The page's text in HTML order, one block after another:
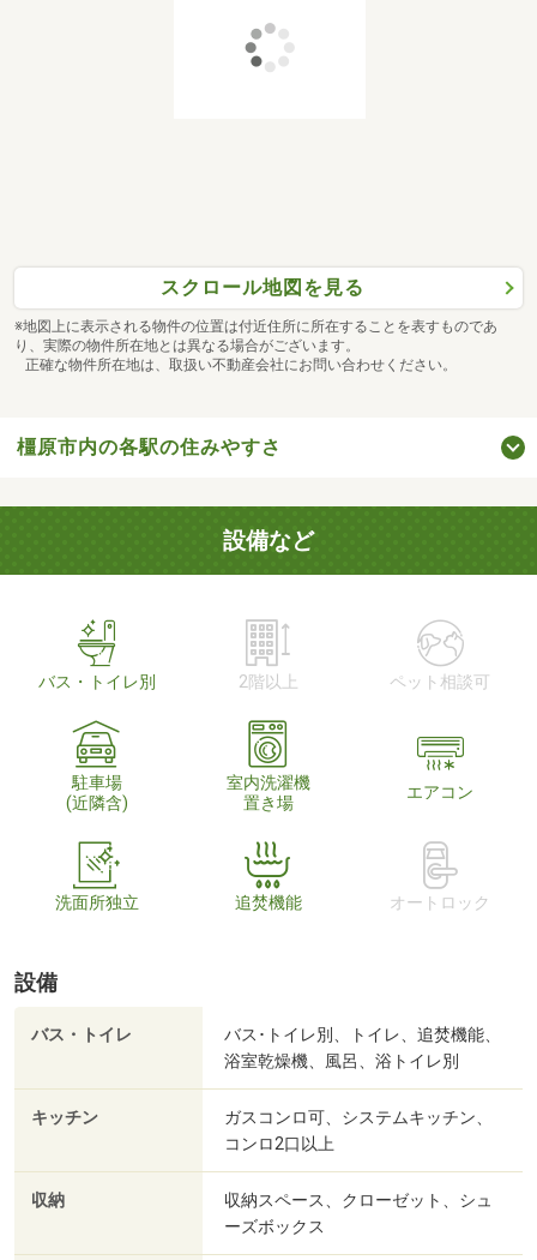
スクロール地図を見る
※地図上に表示される物件の位置は付近住所に所在することを表すものであ
り、実際の物件所在地とは異なる場合がございます。
正確な物件所在地は、取扱い不動産会社にお問い合わせください。
橿原市内の各駅の住みやすさ
設備など
バス・トイレ別 2階以上 ペット相談可
駐車場
(近隣含)
室内洗濯機
置き場
エアコン
洗面所独立 追焚機能 オートロック
設備
バス・トイレ
バス･トイレ別、トイレ、追焚機能、
浴室乾燥機、風呂、浴トイレ別
キッチン
ガスコンロ可、システムキッチン、
コンロ2口以上
収納
収納スペース、クローゼット、シュ
ーズボックス